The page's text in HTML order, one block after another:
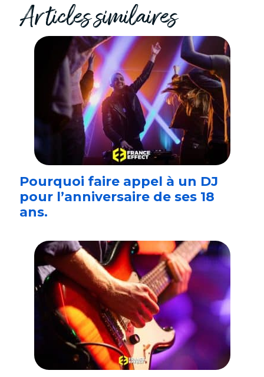
Articles similaires
Pourquoi faire appel à un DJ
pour l’anniversaire de ses 18
ans.